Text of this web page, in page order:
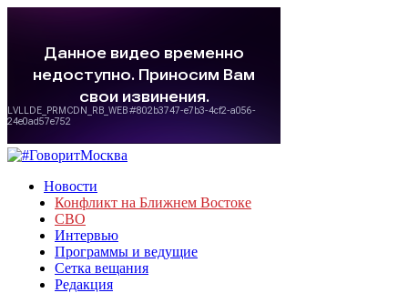
Новости
Конфликт на Ближнем Востоке
СВО
Интервью
Программы и ведущие
Сетка вещания
Редакция